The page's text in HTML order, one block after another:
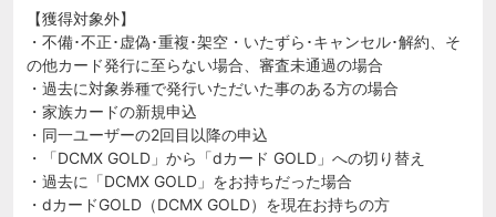
【獲得対象外】
・不備･不正･虚偽･重複･架空・いたずら･キャンセル･解約、そ
の他カード発行に至らない場合、審査未通過の場合
・過去に対象券種で発行いただいた事のある方の場合
・家族カードの新規申込
・同一ユーザーの2回目以降の申込
・「DCMX GOLD」から「dカード GOLD」への切り替え
・過去に「DCMX GOLD」をお持ちだった場合
・dカードGOLD（DCMX GOLD）を現在お持ちの方